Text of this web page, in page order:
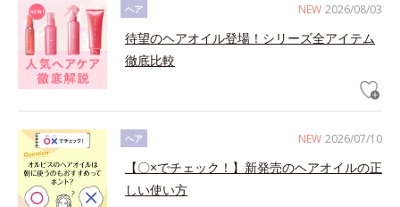
NEW 2026/08/03
ヘア
待望のヘアオイル登場！シリーズ全アイテム
徹底比較
NEW 2026/07/10
ヘア
【〇×でチェック！】新発売のヘアオイルの正
しい使い方